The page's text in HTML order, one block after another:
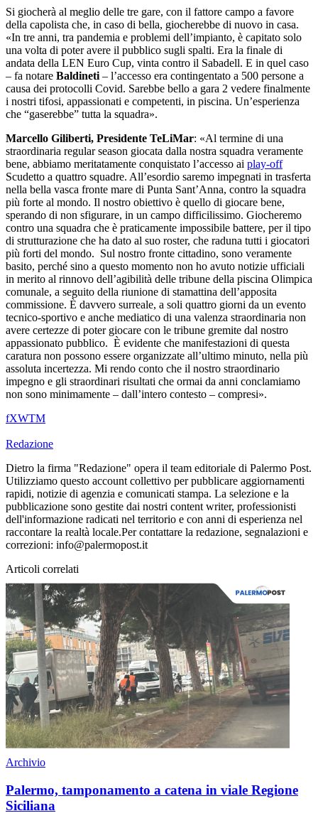
Si giocherà al meglio delle tre gare, con il fattore campo a favore
della capolista che, in caso di bella, giocherebbe di nuovo in casa.
«In tre anni, tra pandemia e problemi dell’impianto, è capitato solo
una volta di poter avere il pubblico sugli spalti. Era la finale di
andata della LEN Euro Cup, vinta contro il Sabadell. E in quel caso
– fa notare Baldineti – l’accesso era contingentato a 500 persone a
causa dei protocolli Covid. Sarebbe bello a gara 2 vedere finalmente
i nostri tifosi, appassionati e competenti, in piscina. Un’esperienza
che “gaserebbe” tutta la squadra».
Marcello Giliberti, Presidente TeLiMar: «Al termine di una
straordinaria regular season giocata dalla nostra squadra veramente
bene, abbiamo meritatamente conquistato l’accesso ai play-off
Scudetto a quattro squadre. All’esordio saremo impegnati in trasferta
nella bella vasca fronte mare di Punta Sant’Anna, contro la squadra
più forte al mondo. Il nostro obiettivo è quello di giocare bene,
sperando di non sfigurare, in un campo difficilissimo. Giocheremo
contro una squadra che è praticamente impossibile battere, per il tipo
di strutturazione che ha dato al suo roster, che raduna tutti i giocatori
più forti del mondo. Sul nostro fronte cittadino, sono veramente
basito, perché sino a questo momento non ho avuto notizie ufficiali
in merito al rinnovo dell’agibilità delle tribune della piscina Olimpica
comunale, a seguito della riunione di stamattina dell’apposita
commissione. È davvero surreale, a soli quattro giorni da un evento
tecnico-sportivo e anche mediatico di una valenza straordinaria non
avere certezze di poter giocare con le tribune gremite dal nostro
appassionato pubblico. È evidente che manifestazioni di questa
caratura non possono essere organizzate all’ultimo minuto, nella più
assoluta incertezza. Mi rendo conto che il nostro straordinario
impegno e gli straordinari risultati che ormai da anni conclamiamo
non sono minimamente – dall’intero contesto – compresi».
fXWTM
Redazione
Dietro la firma "Redazione" opera il team editoriale di Palermo Post.
Utilizziamo questo account collettivo per pubblicare aggiornamenti
rapidi, notizie di agenzia e comunicati stampa. La selezione e la
pubblicazione sono gestite dai nostri content writer, professionisti
dell'informazione radicati nel territorio e con anni di esperienza nel
raccontare la realtà locale.Per contattare la redazione, segnalazioni e
correzioni: info@palermopost.it
Articoli correlati
Archivio
Palermo, tamponamento a catena in viale Regione
Siciliana